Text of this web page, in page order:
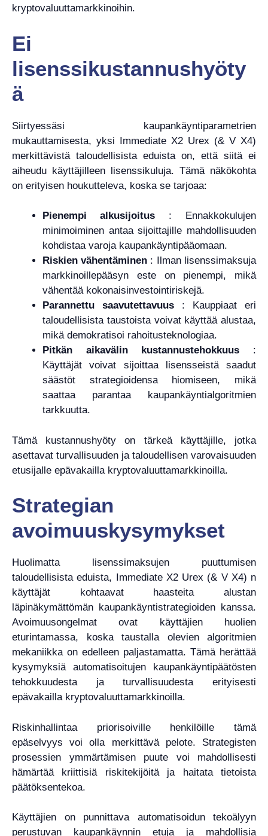
kryptovaluuttamarkkinoihin.
Ei
lisenssikustannushyöty
ä
Siirtyessäsi kaupankäyntiparametrien
mukauttamisesta, yksi Immediate X2 Urex (& V X4)
merkittävistä taloudellisista eduista on, että siitä ei
aiheudu käyttäjilleen lisenssikuluja. Tämä näkökohta
on erityisen houkutteleva, koska se tarjoaa:
Pienempi alkusijoitus : Ennakkokulujen
minimoiminen antaa sijoittajille mahdollisuuden
kohdistaa varoja kaupankäyntipääomaan.
Riskien vähentäminen : Ilman lisenssimaksuja
markkinoillepääsyn este on pienempi, mikä
vähentää kokonaisinvestointiriskejä.
Parannettu saavutettavuus : Kauppiaat eri
taloudellisista taustoista voivat käyttää alustaa,
mikä demokratisoi rahoitusteknologiaa.
Pitkän aikavälin kustannustehokkuus :
Käyttäjät voivat sijoittaa lisensseistä saadut
säästöt strategioidensa hiomiseen, mikä
saattaa parantaa kaupankäyntialgoritmien
tarkkuutta.
Tämä kustannushyöty on tärkeä käyttäjille, jotka
asettavat turvallisuuden ja taloudellisen varovaisuuden
etusijalle epävakailla kryptovaluuttamarkkinoilla.
Strategian
avoimuuskysymykset
Huolimatta lisenssimaksujen puuttumisen
taloudellisista eduista, Immediate X2 Urex (& V X4) n
käyttäjät kohtaavat haasteita alustan
läpinäkymättömän kaupankäyntistrategioiden kanssa.
Avoimuusongelmat ovat käyttäjien huolien
eturintamassa, koska taustalla olevien algoritmien
mekaniikka on edelleen paljastamatta. Tämä herättää
kysymyksiä automatisoitujen kaupankäyntipäätösten
tehokkuudesta ja turvallisuudesta erityisesti
epävakailla kryptovaluuttamarkkinoilla.
Riskinhallintaa priorisoiville henkilöille tämä
epäselvyys voi olla merkittävä pelote. Strategisten
prosessien ymmärtämisen puute voi mahdollisesti
hämärtää kriittisiä riskitekijöitä ja haitata tietoista
päätöksentekoa.
Käyttäjien on punnittava automatisoidun tekoälyyn
perustuvan kaupankäynnin etuja ja mahdollisia